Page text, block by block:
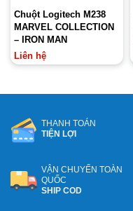
Chuột Logitech M238
MARVEL COLLECTION
– IRON MAN
Liên hệ
THANH TOÁN
TIỆN LỢI
VẬN CHUYỂN TOÀN
QUỐC
SHIP COD